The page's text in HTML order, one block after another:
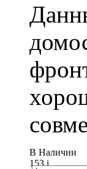
В Наличии
153i